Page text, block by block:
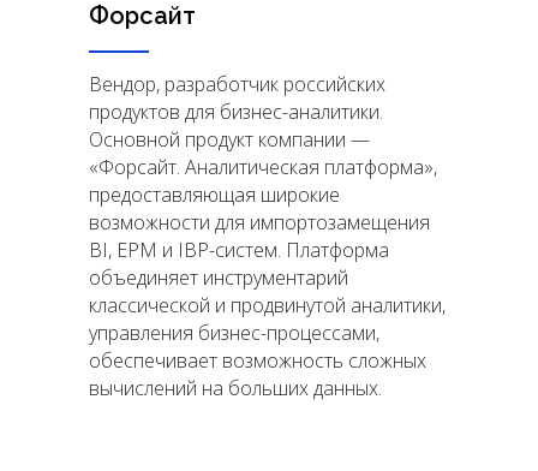
Форсайт
Вендор, разработчик российских
продуктов для бизнес-аналитики.
Основной продукт компании —
«Форсайт. Аналитическая платформа»,
предоставляющая широкие
возможности для импортозамещения
BI, EPM и IBP-систем. Платформа
объединяет инструментарий
классической и продвинутой аналитики,
управления бизнес-процессами,
обеспечивает возможность сложных
вычислений на больших данных.